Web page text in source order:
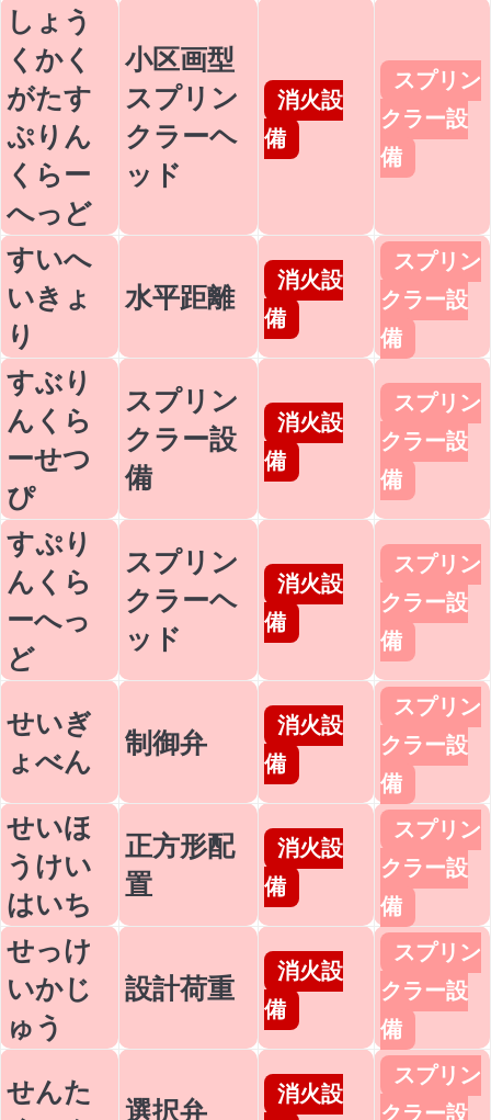
しょう
くかく
がたす
ぷりん
くらー
へっど
小区画型
スプリン
クラーヘ
ッド
消火設
備
スプリン
クラー設
備
すいへ
いきょ
り
水平距離
消火設
備
スプリン
クラー設
備
すぶり
んくら
ーせつ
ぴ
スプリン
クラー設
備
消火設
備
スプリン
クラー設
備
すぷり
んくら
ーへっ
ど
スプリン
クラーヘ
ッド
消火設
備
スプリン
クラー設
備
せいぎ
ょべん
制御弁
消火設
備
スプリン
クラー設
備
せいほ
うけい
はいち
正方形配
置
消火設
備
スプリン
クラー設
備
せっけ
いかじ
ゅう
設計荷重
消火設
備
スプリン
クラー設
備
せんた
選択弁
消火設
スプリン
クラー設